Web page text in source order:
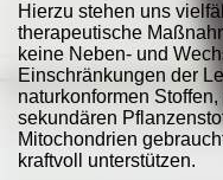
Hierzu stehen uns
therapeutische
keine Neben- und
Einschränkungen der
naturkonformen
sekundären
Mitochondrien
kraftvoll unterstützen.